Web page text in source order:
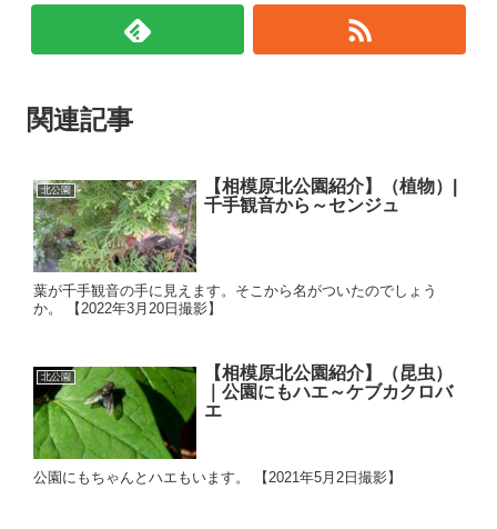
関連記事
北公園
【相模原北公園紹介】（植物）|
千手観音から～センジュ
葉が千手観音の手に見えます。そこから名がついたのでしょう
か。 【2022年3月20日撮影】
北公園
【相模原北公園紹介】（昆虫）
｜公園にもハエ～ケブカクロバ
エ
公園にもちゃんとハエもいます。 【2021年5月2日撮影】